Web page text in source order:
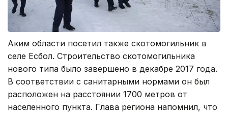
Аким области посетил также скотомогильник в
селе Есбол. Строительство скотомогильника
нового типа было завершено в декабре 2017 года.
В соответствии с санитарными нормами он был
расположен на расстоянии 1700 метров от
населенного пункта. Глава региона напомнил, что